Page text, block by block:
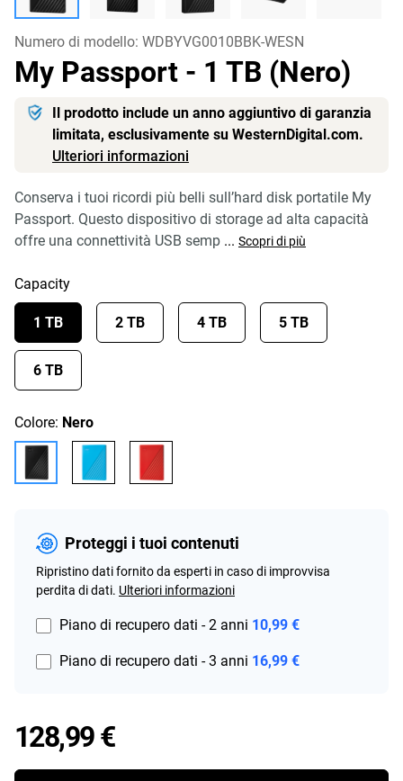
Numero di modello: WDBYVG0010BBK-WESN
My Passport - 1 TB (Nero)
Il prodotto include un anno aggiuntivo di garanzia
limitata, esclusivamente su WesternDigital.com.
Ulteriori informazioni
Conserva i tuoi ricordi più belli sull’hard disk portatile My
Passport. Questo dispositivo di storage ad alta capacità
offre una connettività USB semp ... Scopri di più
Capacity
1 TB 2 TB 4 TB 5 TB
6 TB
Colore: Nero
Proteggi i tuoi contenuti
Ripristino dati fornito da esperti in caso di improvvisa
perdita di dati. Ulteriori informazioni
Piano di recupero dati - 2 anni 10,99 €
Piano di recupero dati - 3 anni 16,99 €
128,99 €Price 128,99 €